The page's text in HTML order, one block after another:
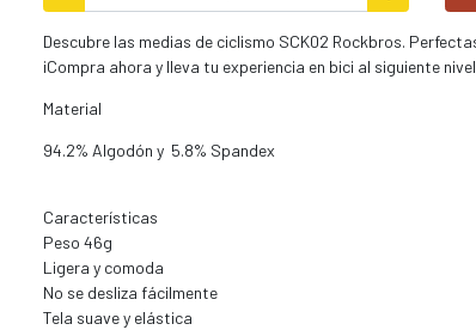
Descubre las medias de ciclismo SCK02 Rockbros.
¡Compra ahora y lleva tu experiencia en bici al siguiente
Material
94.2% Algodón y 5.8% Spandex
Características
Peso 46g
Ligera y comoda
No se desliza fácilmente
Tela suave y elástica